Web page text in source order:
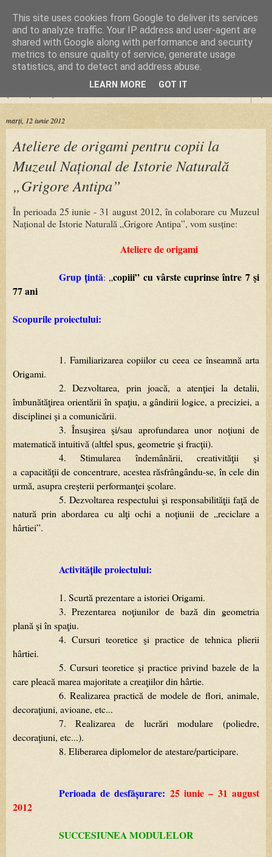
Cursuri Origami
Dragoste de la prima pliere
▼
marți, 12 iunie 2012
Ateliere de origami pentru copii la
Muzeul Național de Istorie Naturală
„Grigore Antipa”
În perioada 25 iunie - 31 august 2012, în colaborare cu Muzeul
Național de Istorie Naturală „Grigore Antipa”, vom susține:
Atelieredeorigami
Grup țintă: „copiii” cu vârste cuprinse între 7 şi
77ani
Scopurile proiectului:
1. Familiarizarea copiilor cu ceea ce înseamnă arta
Origami.
2. Dezvoltarea, prin joacă, a atenţiei la detalii,
îmbunătăţirea orientării în spaţiu, a gândirii logice, a preciziei, a
disciplinei şi a comunicării.
3. Însuşirea şi/sau aprofundarea unor noţiuni de
matematică intuitivă (altfel spus, geometrieşi fracţii).
4.
Stimularea îndemânării, creativităţii
şi
a capacităţii de concentrare, acestea răsfrângându-se, în cele din
urmă, asupra creşterii performanţei şcolare.
5. Dezvoltarea respectului şi responsabilităţii faţă de
natură prin abordarea cu alţi ochi a noţiunii de„reciclare a
hârtiei”.
Activitățile proiectului:
1. Scurtă prezentare a istoriei Origami.
3. Prezentarea noţiunilor de bază din geometria
plană şi în spaţiu.
4. Cursuri teoretice şi practice de tehnica plierii
hârtiei.
5. Cursuri teoretice şi practice privind bazele de la
carepleacă marea majoritatea creaţiilordin hârtie.
6. Realizarea practică de modele de flori, animale,
decoraţiuni, avioane, etc...
7. Realizarea de lucrări modulare (poliedre,
decoraţiuni, etc...).
8. Eliberarea diplomelor de atestare/participare.
Perioada de desfășurare: 25 iunie – 31 august
2012
SUCCESIUNEAMODULELOR
This site uses cookies from Google to deliver its services
and to analyze traffic. Your IP address and user-agent are
shared with Google along with performance and security
metrics to ensure quality of service, generate usage
statistics, and to detect and address abuse.
LEARN MORE GOT IT